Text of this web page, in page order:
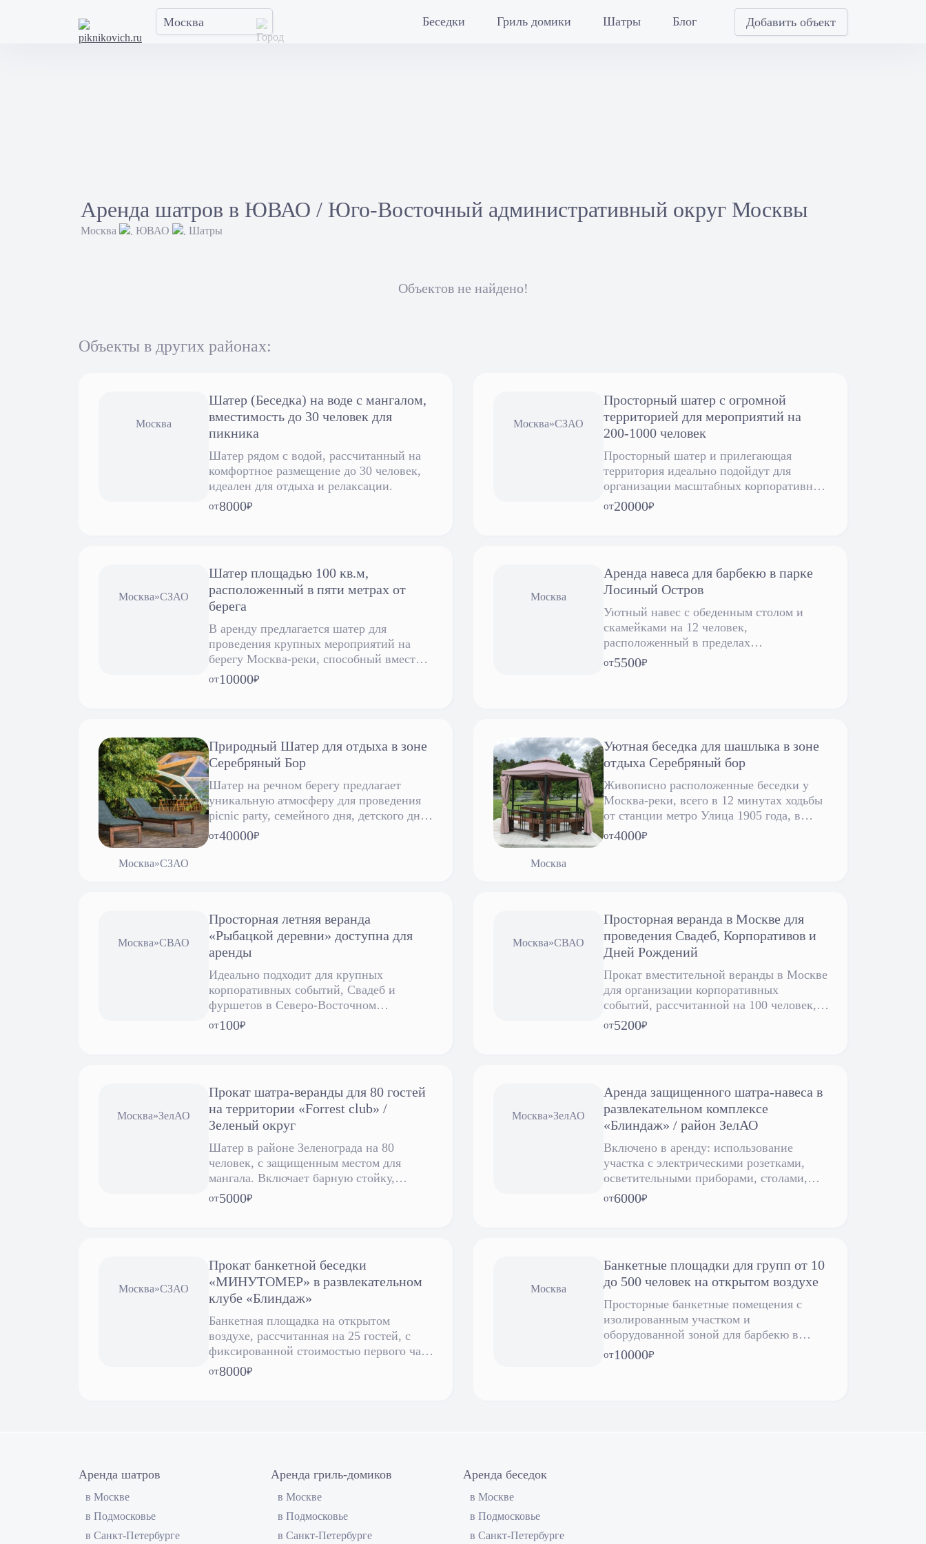
Добавить объект
Беседки Гриль домики Шатры Блог
Аренда шатров в ЮВАО / Юго-Восточный административный округ Москвы
Москва ЮВАО Шатры
Объектов не найдено!
Объекты в других районах:
Москва
Шатер (Беседка) на воде с мангалом,
вместимость до 30 человек для
пикника
Шатер рядом с водой, рассчитанный на
комфортное размещение до 30 человек,
идеален для отдыха и релаксации.
от8000₽
Москва»СЗАО
Просторный шатер с огромной
территорией для мероприятий на
200-1000 человек
Просторный шатер и прилегающая
территория идеально подойдут для
организации масштабных корпоративных
событий на берегу Москва-реки.
от20000₽
Москва»СЗАО
Шатер площадью 100 кв.м,
расположенный в пяти метрах от
берега
В аренду предлагается шатер для
проведения крупных мероприятий на
берегу Москва-реки, способный вместить
до 200 человек.
от10000₽
Москва
Аренда навеса для барбекю в парке
Лосиный Остров
Уютный навес с обеденным столом и
скамейками на 12 человек,
расположенный в пределах
национального парка Лосиный Остров.
от5500₽
Москва»СЗАО
Природный Шатер для отдыха в зоне
Серебряный Бор
Шатер на речном берегу предлагает
уникальную атмосферу для проведения
picnic party, семейного дня, детского дня
рождения, интимной свадебной
от40000₽
Москва
Уютная беседка для шашлыка в зоне
отдыха Серебряный бор
Живописно расположенные беседки у
Москва-реки, всего в 12 минутах ходьбы
от станции метро Улица 1905 года, в
районе Серебряного Бора, с
от4000₽
Москва»СВАО
Просторная летняя веранда
«Рыбацкой деревни» доступна для
аренды
Идеально подходит для крупных
корпоративных событий, Свадеб и
фуршетов в Северо-Восточном
административном округе Москвы. Для
от100₽
Москва»СВАО
Просторная веранда в Москве для
проведения Свадеб, Корпоративов и
Дней Рождений
Прокат вместительной веранды в Москве
для организации корпоративных
событий, рассчитанной на 100 человек,
включая Свадьбы, Банкеты, Юбилеи.
от5200₽
Москва»ЗелАО
Прокат шатра-веранды для 80 гостей
на территории «Forrest club» /
Зеленый округ
Шатер в районе Зеленограда на 80
человек, с защищенным местом для
мангала. Включает барную стойку,
мангал, шампуры/гриль-решетки, уголь и
от5000₽
Москва»ЗелАО
Аренда защищенного шатра-навеса в
развлекательном комплексе
«Блиндаж» / район ЗелАО
Включено в аренду: использование
участка с электрическими розетками,
осветительными приборами, столами,
сидениями, мангалом, шестью
от6000₽
Москва»СЗАО
Прокат банкетной беседки
«МИНУТОМЕР» в развлекательном
клубе «Блиндаж»
Банкетная площадка на открытом
воздухе, рассчитанная на 25 гостей, с
фиксированной стоимостью первого часа
- 120 рублей на человека.
от8000₽
Москва
Банкетные площадки для групп от 10
до 500 человек на открытом воздухе
Просторные банкетные помещения с
изолированным участком и
оборудованной зоной для барбекю в
районе Крылатское.
от10000₽
Аренда шатров
в Москве
в Подмосковье
в Санкт-Петербурге
Аренда гриль-домиков
в Москве
в Подмосковье
в Санкт-Петербурге
Аренда беседок
в Москве
в Подмосковье
в Санкт-Петербурге